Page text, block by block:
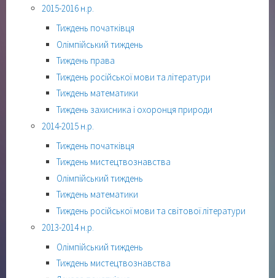
2015-2016 н.р.
Тиждень початківця
Олімпійський тиждень
Тиждень права
Тиждень російської мови та літератури
Тиждень математики
Тиждень захисника і охоронця природи
2014-2015 н.р.
Тиждень початківця
Тиждень мистецтвознавства
Олімпійський тиждень
Тиждень математики
Тиждень російської мови та світової літератури
2013-2014 н.р.
Олімпійський тиждень
Тиждень мистецтвознавства